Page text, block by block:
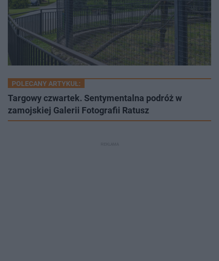
POLECANY ARTYKUŁ:
Targowy czwartek. Sentymentalna podróż w
zamojskiej Galerii Fotografii Ratusz